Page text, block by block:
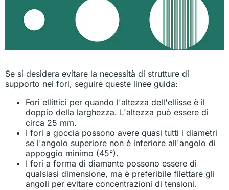
Se si desidera evitare la necessità di strutture di
supporto nei fori, seguire queste linee guida:
Fori ellittici per quando l'altezza dell'ellisse è il
doppio della larghezza. L'altezza può essere di
circa 25 mm.
I fori a goccia possono avere quasi tutti i diametri
se l'angolo superiore non è inferiore all'angolo di
appoggio minimo (45°).
I fori a forma di diamante possono essere di
qualsiasi dimensione, ma è preferibile filettare gli
angoli per evitare concentrazioni di tensioni.